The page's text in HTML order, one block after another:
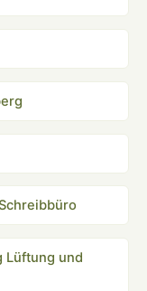
Lüftung und